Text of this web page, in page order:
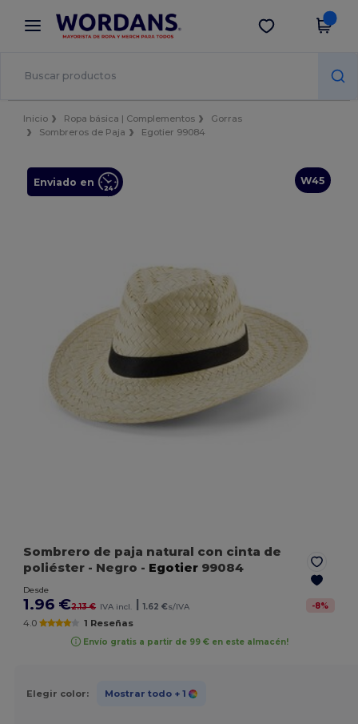
× App de Wordans
¡Mejores precios en app!
Descargar app
Inicio Ropa básica | Complementos
Gorras
Sombreros de Paja
Egotier 99084
W45
Enviado en
Sombrero de paja natural con cinta de
poliéster - Negro - Egotier 99084
Desde
1.96 €2.13 € IVA incl. 1.62 €s/IVA -8%
4.0 1 Reseñas
Envío gratis a partir de 99 € en este almacén!
Elegir color: Mostrar todo + 1